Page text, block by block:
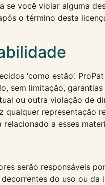
se você violar alguma
o término desta
‘como estão’.
sem limitação,
ou outra violação de
qualquer
a esses
serão responsáveis
do uso ou da